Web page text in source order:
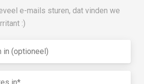
e-mails sturen, dat vinden we
:)